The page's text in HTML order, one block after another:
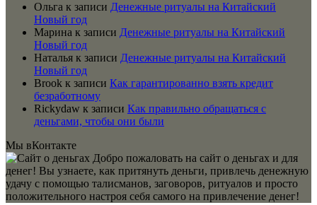
Ольга к записи Денежные ритуалы на Китайский
Новый год
Марина к записи Денежные ритуалы на Китайский
Новый год
Наталья к записи Денежные ритуалы на Китайский
Новый год
Brook к записи Как гарантированно взять кредит
безработному
Rickydaw к записи Как правильно обращаться с
деньгами, чтобы они были
Мы вКонтакте
Добро пожаловать на сайт о деньгах и для
денег! Вы узнаете, как притянуть деньги, привлечь денежную
удачу с помощью талисманов, заговоров, ритуалов и просто
положительного настроя себя самого на привлечение денег!